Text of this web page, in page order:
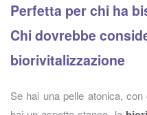
Perfetta per chi ha
Chi dovrebbe
biorivitalizzazione
Se hai una pelle atonica,